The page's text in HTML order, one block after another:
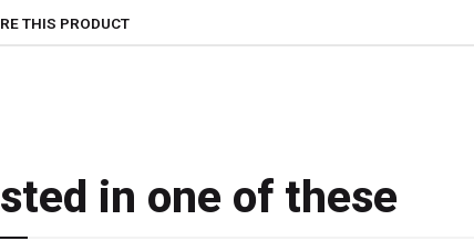
THIS PRODUCT
in one of these